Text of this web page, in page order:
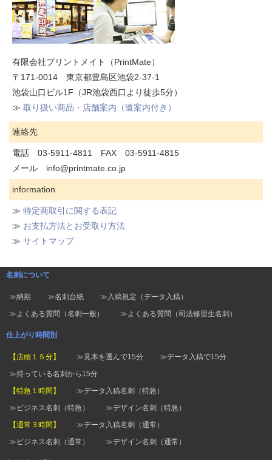
有限会社プリントメイト（PrintMate）
〒171-0014 東京都豊島区池袋2-37-1
池袋山口ビル1F（JR池袋西口より徒歩5分）
≫ 取り扱い商品・店舗案内（道案内付き）
連絡先
電話 03-5911-4811 FAX 03-5911-4815
メール info@printmate.co.jp
information
≫ 特定商取引に関する表記
≫ お支払方法とお受取り方法
≫ サイトマップ
名刺について
≫納期 ≫名刺台紙
≫入稿規定（データ入稿）
≫よくある質問（名刺一般）
≫よくある質問（司法修習生名刺）
仕上がり時間別
【店頭１５分】 ≫見本を選んで15分
≫データ入稿で15分
≫持っている名刺から15分
【特急１時間】
≫データ入稿名刺（特急）
≫ビジネス名刺（特急）
≫デザイン名刺（特急）
【通常３時間】
≫データ入稿名刺（通常）
≫ビジネス名刺（通常）
≫デザイン名刺（通常）